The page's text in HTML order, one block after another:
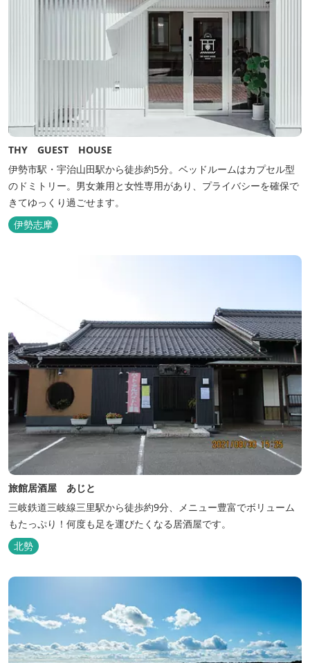
THY GUEST HOUSE
伊勢市駅・宇治山田駅から徒歩約5分。ベッドルームはカプセル型
のドミトリー。男女兼用と女性専用があり、プライバシーを確保で
きてゆっくり過ごせます。
伊勢志摩
旅館居酒屋 あじと
三岐鉄道三岐線三里駅から徒歩約9分、メニュー豊富でボリューム
もたっぷり！何度も足を運びたくなる居酒屋です。
北勢